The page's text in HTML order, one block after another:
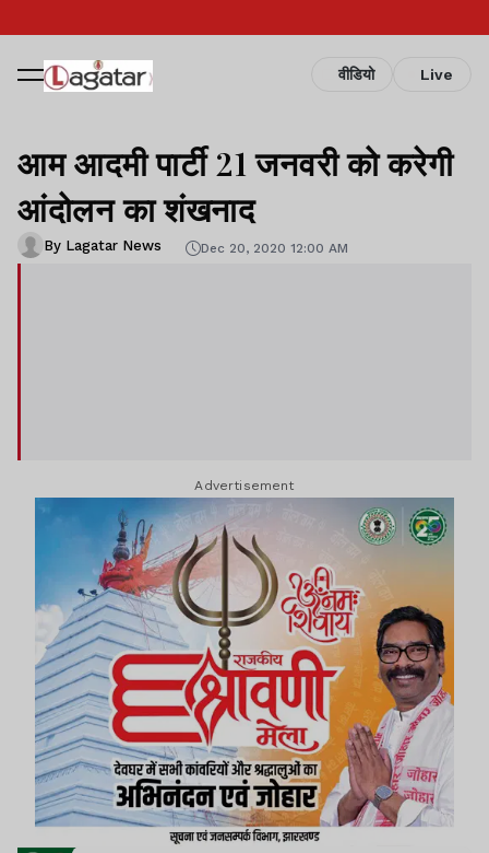
वीडियो Live
आम आदमी पार्टी 21 जनवरी को करेगी
आंदोलन का शंखनाद
By Lagatar News Dec 20, 2020 12:00 AM
Advertisement